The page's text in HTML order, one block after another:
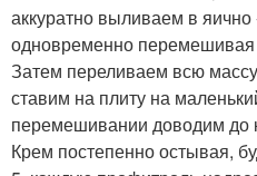
аккуратно выливаем в
одновременно перемешивая
Затем переливаем всю
ставим на плиту на
перемешивании доводим до
Крем постепенно остывая,